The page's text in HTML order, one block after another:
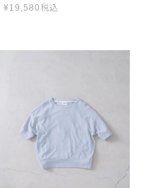
¥19,580 税込